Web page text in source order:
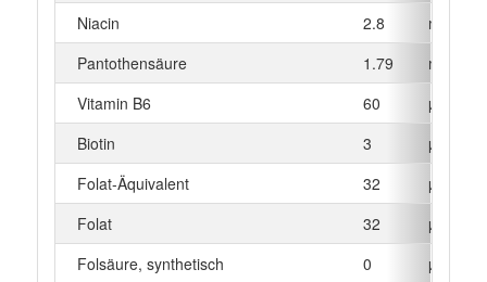
Niacin
2.8
mg
Pantothensäure
1.79
mg
Vitamin B6
60
µg
Biotin
3
µg
Folat-Äquivalent
32
µg
Folat
32
µg
Folsäure, synthetisch
0
µg